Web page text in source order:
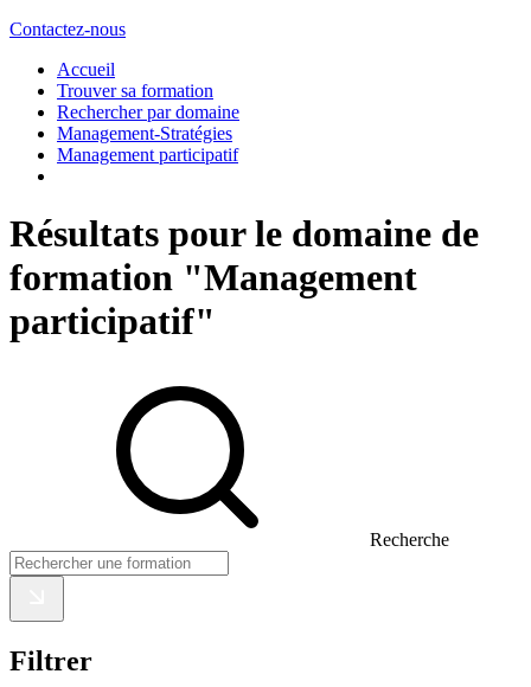
Contactez-nous
Accueil
Trouver sa formation
Rechercher par domaine
Management-Stratégies
Management participatif
Résultats pour le domaine de
formation "Management
participatif"
Recherche
Filtrer